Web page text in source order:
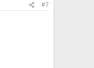
#7